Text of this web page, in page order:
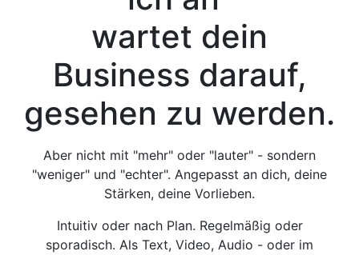
wartet dein
Business darauf,
gesehen zu werden.
Aber nicht mit "mehr" oder "lauter" - sondern
"weniger" und "echter". Angepasst an dich, deine
Stärken, deine Vorlieben.
Intuitiv oder nach Plan. Regelmäßig oder
sporadisch. Als Text, Video, Audio - oder im